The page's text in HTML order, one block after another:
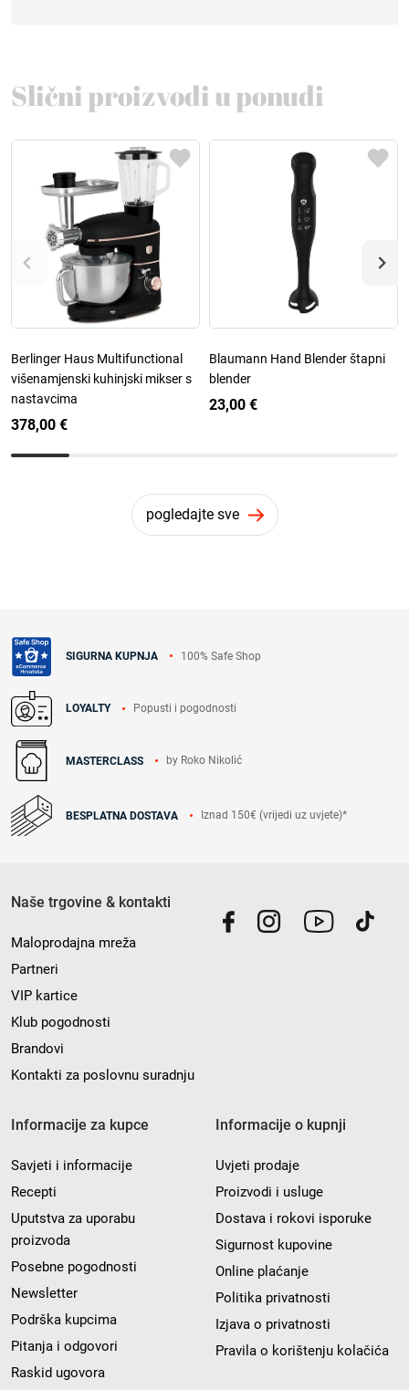
Slični proizvodi u ponudi
Berlinger Haus Multifunctional
višenamjenski kuhinjski mikser s
nastavcima
378,00 €
Blaumann Hand Blender štapni
blender
23,00 €
pogledajte sve
SIGURNA KUPNJA 100% Safe Shop
LOYALTY Popusti i pogodnosti
MASTERCLASS by Roko Nikolić
BESPLATNA DOSTAVA Iznad 150€ (vrijedi uz uvjete)*
Naše trgovine & kontakti
Maloprodajna mreža
Partneri
VIP kartice
Klub pogodnosti
Brandovi
Kontakti za poslovnu suradnju
Informacije za kupce
Savjeti i informacije
Recepti
Uputstva za uporabu
proizvoda
Posebne pogodnosti
Newsletter
Podrška kupcima
Pitanja i odgovori
Raskid ugovora
Informacije o kupnji
Uvjeti prodaje
Proizvodi i usluge
Dostava i rokovi isporuke
Sigurnost kupovine
Online plaćanje
Politika privatnosti
Izjava o privatnosti
Pravila o korištenju kolačića